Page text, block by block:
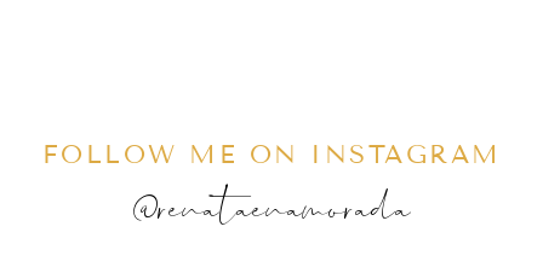
FOLLOW ME ON INSTAGRAM
@renataenamorada